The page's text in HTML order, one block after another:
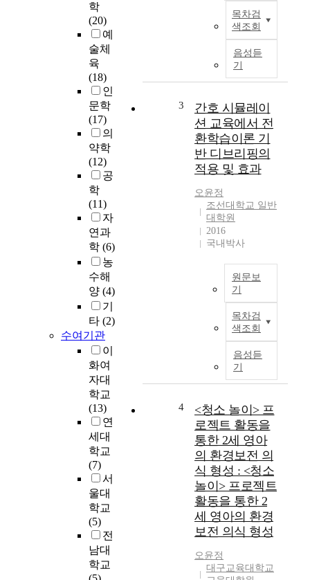
학
(20)
예
술체
육
(18)
인
문학
(17)
의
약학
(12)
공
학
(11)
자
연과
학 (6)
농
수해
양 (4)
기
타 (2)
수여기관
이
화여
자대
학교
(13)
연
세대
학교
(7)
서
울대
학교
(5)
전
남대
학교
목차검
색조회
음성듣
기
3
간호 시뮬레이
션 교육에서 전
환학습이론 기
반 디브리핑의
적용 및 효과
오윤정
조선대학교 일반
대학원
2016
국내박사
원문보
기
목차검
색조회
음성듣
기
4
<청소 놀이> 프
로젝트 활동을
통한 2세 영아
의 환경보전 의
식 형성 : <청소
놀이> 프로젝트
활동을 통한 2
세 영아의 환경
보전 의식 형성
오윤정
대구교육대학교